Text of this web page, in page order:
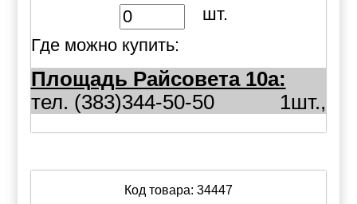
шт.
Где можно купить:
Площадь Райсовета 10а:
1шт.,
тел. (383)344-50-50
Код товара: 34447